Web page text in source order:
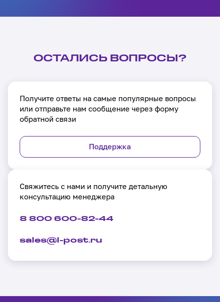
ОСТАЛИСЬ ВОПРОСЫ?
Получите ответы на самые популярные вопросы
или отправьте нам сообщение через форму
обратной связи
Поддержка
Свяжитесь с нами и получите детальную
консультацию менеджера
8 800 600-82-44
sales@l-post.ru